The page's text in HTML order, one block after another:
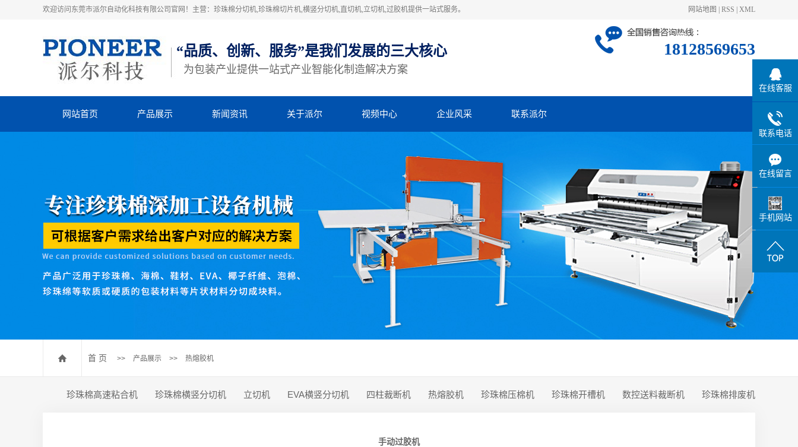
欢迎访问东莞市派尔自动化科技有限公司官网！主营：珍珠棉分切机,珍珠棉切片机,横竖分切机,直切机,立切机,过胶机提供一站式服务。 网站地图 RSS XML
“品质、创新、服务”是我们发展的三大核心
为包装产业提供一站式产业智能化制造解决方案
18128569653
网站首页 产品展示
EVA横竖分切机
四柱裁断机
热熔胶机
珍珠棉压棉机
新闻资讯 关于派尔 视频中心 企业风采 联系派尔
首 页 >> 产品展示 >> 热熔胶机
珍珠棉高速粘合机 珍珠棉横竖分切机 立切机 EVA横竖分切机 四柱裁断机 热熔胶机 珍珠棉压棉机 珍珠棉开槽机 数控送料裁断机 珍珠棉排废机
手动过胶机
在线客服
联系电话
在线留言
手机网站